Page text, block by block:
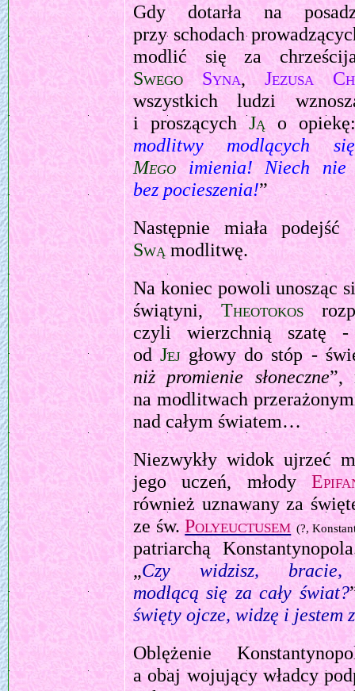
Gdy dotarła na
przy schodach
modlić się za
Swego
Syna, Jezusa
wszystkich ludzi
i proszącychJąo
modlitwy modlących
Mego imienia! Niech
bez pocieszenia!”
Następnie miała
Swąmodlitwę.
Na koniec powoli unosząc
świątyni,Theotokos
czyli wierzchnią szatę -
odJejgłowy do stóp -
niż promienie słoneczne”,
na modlitwach
nad całym światem…
Niezwykły widok ujrzeć
jego uczeń, młody
również uznawany za
ze św.Polyeuctusem (?,
patriarchą
„Czy widzisz,
modlącą się za cały świat?
święty ojcze, widzę i jestem
Oblężenie
a obaj wojujący władcy